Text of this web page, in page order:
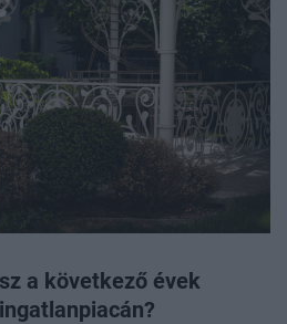
a következő évek